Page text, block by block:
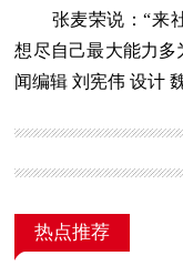
张麦荣说：“来社
想尽自己最大能力多
闻编辑 刘宪伟 设计
热点推荐